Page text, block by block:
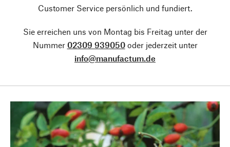
Customer Service persönlich und fundiert.
Sie erreichen uns von Montag bis Freitag unter der
Nummer 02309 939050oder jederzeit unter
info@manufactum.de